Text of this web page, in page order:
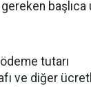
gereken
tutarı
ve diğer